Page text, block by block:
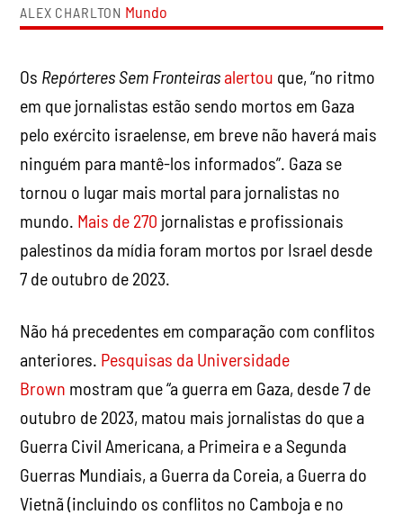
ALEX CHARLTON Mundo
Os Repórteres Sem Fronteiras alertou que, “no ritmo
em que jornalistas estão sendo mortos em Gaza
pelo exército israelense, em breve não haverá mais
ninguém para mantê-los informados”. Gaza se
tornou o lugar mais mortal para jornalistas no
mundo. Mais de 270 jornalistas e profissionais
palestinos da mídia foram mortos por Israel desde
7 de outubro de 2023.
Não há precedentes em comparação com conflitos
anteriores. Pesquisas da Universidade
Brown mostram que “a guerra em Gaza, desde 7 de
outubro de 2023, matou mais jornalistas do que a
Guerra Civil Americana, a Primeira e a Segunda
Guerras Mundiais, a Guerra da Coreia, a Guerra do
Vietnã (incluindo os conflitos no Camboja e no